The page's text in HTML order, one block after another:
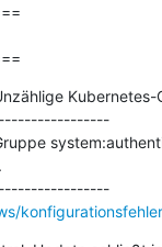
---------------------------------------------